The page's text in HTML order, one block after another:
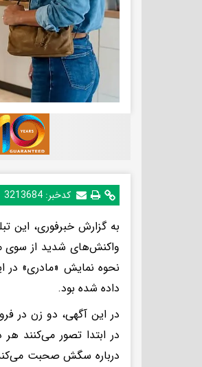
کدخبر:3213684
به گزارش خبرفوری، این
واکنش‌های شدید از سوی
نحوه نمایش «مادری» در
داده شده بود.
در این آگهی، دو زن در
در ابتدا تصور می‌کنند
درباره سگش صحبت